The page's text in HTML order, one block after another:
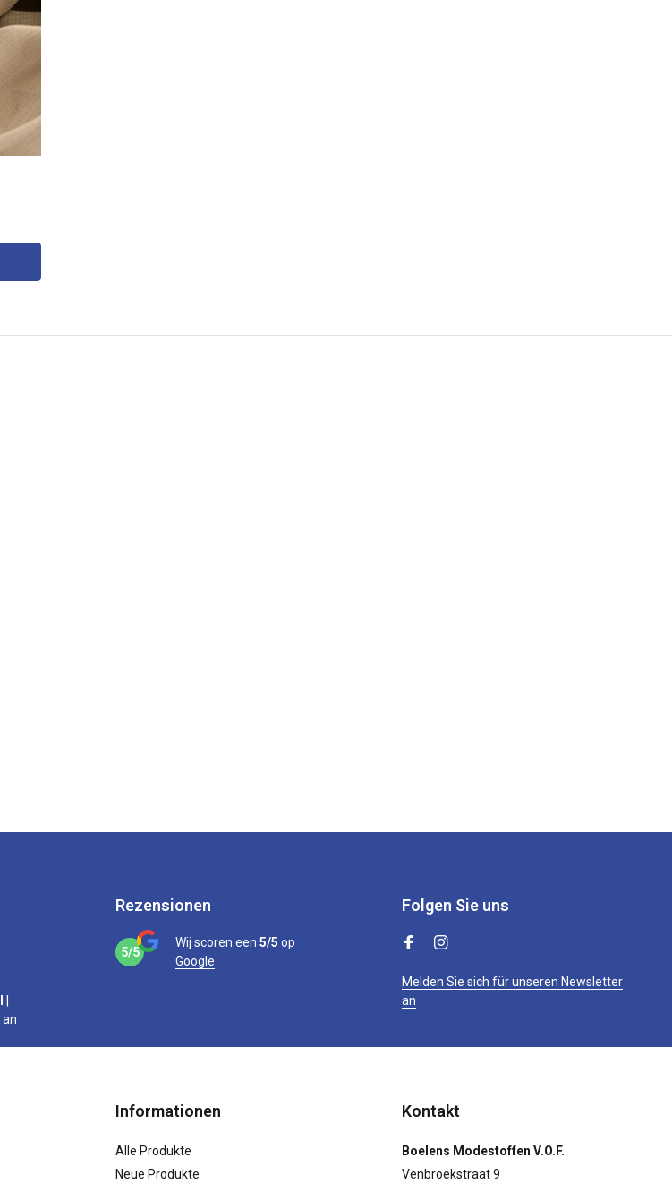
an
Rezensionen
5/5
Wij scoren een 5/5 op
Google
Folgen Sie uns
Melden Sie sich für unseren Newsletter
an
Informationen
Alle Produkte
Neue Produkte
Kontakt
Boelens Modestoffen V.O.F.
Venbroekstraat 9